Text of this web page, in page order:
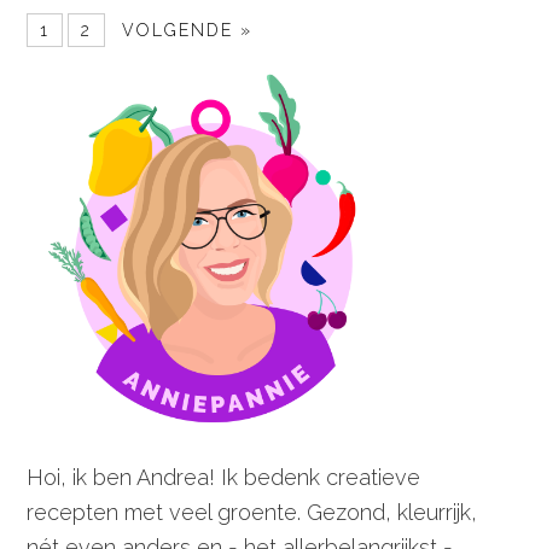
1 2 VOLGENDE »
Hoi, ik ben Andrea! Ik bedenk creatieve
recepten met veel groente. Gezond, kleurrijk,